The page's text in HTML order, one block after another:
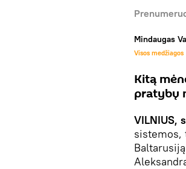
Mindaugas
Visos medžiagos
Kitą
pratybų
VILNIUS,
sistemos,